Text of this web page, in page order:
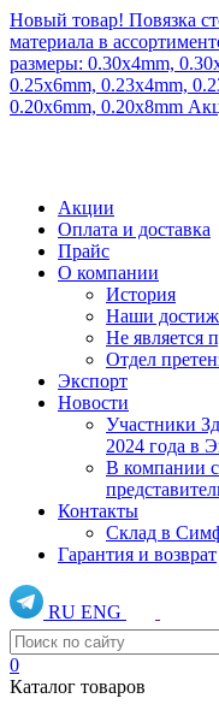
Новый товар! Повязка
материала в
размеры: 0.30x4mm,
0.25x6mm, 0.23x4mm,
0.20x6mm, 0.20x8mm
Акции
Оплата и доставка
Прайс
О компании
История
Наши
Не является
Отдел
Экспорт
Новости
Участники
2024 года в
В компании с
Контакты
Склад в
Гарантия и возврат
RU ENG
0
Каталог товаров